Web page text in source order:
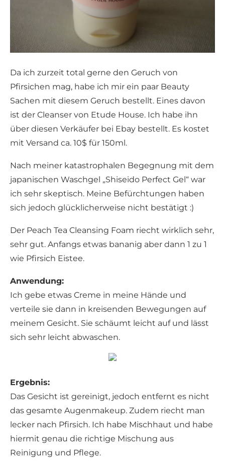
Da ich zurzeit total gerne den Geruch von
Pfirsichen mag, habe ich mir ein paar Beauty
Sachen mit diesem Geruch bestellt. Eines davon
ist der Cleanser von Etude House. Ich habe ihn
über diesen Verkäufer bei Ebay bestellt. Es kostet
mit Versand ca. 10$ für 150ml.
Nach meiner katastrophalen Begegnung mit dem
japanischen Waschgel „Shiseido Perfect Gel“ war
ich sehr skeptisch. Meine Befürchtungen haben
sich jedoch glücklicherweise nicht bestätigt :)
Der Peach Tea Cleansing Foam riecht wirklich sehr,
sehr gut. Anfangs etwas bananig aber dann 1 zu 1
wie Pfirsich Eistee.
Anwendung:
Ich gebe etwas Creme in meine Hände und
verteile sie dann in kreisenden Bewegungen auf
meinem Gesicht. Sie schäumt leicht auf und lässt
sich sehr leicht abwaschen.
Ergebnis:
Das Gesicht ist gereinigt, jedoch entfernt es nicht
das gesamte Augenmakeup. Zudem riecht man
lecker nach Pfirsich. Ich habe Mischhaut und habe
hiermit genau die richtige Mischung aus
Reinigung und Pflege.